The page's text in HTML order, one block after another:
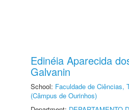
Edinéia Aparecida
Galvanin
School: Faculdade de Ciências,
(Câmpus de Ourinhos)